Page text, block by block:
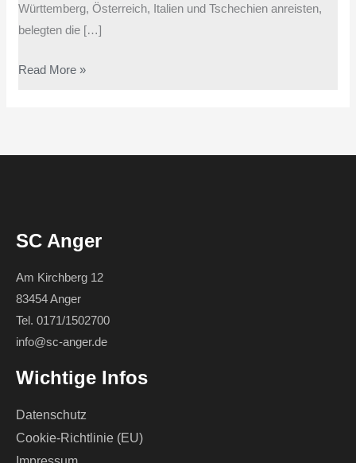
Württemberg, Österreich, Italien und Tschechien anreisten,
belegten die […]
Read More »
SC Anger
Am Kirchberg 12
83454 Anger
Tel. 0171/1502700
info@sc-anger.de
Wichtige Infos
Datenschutz
Cookie-Richtlinie (EU)